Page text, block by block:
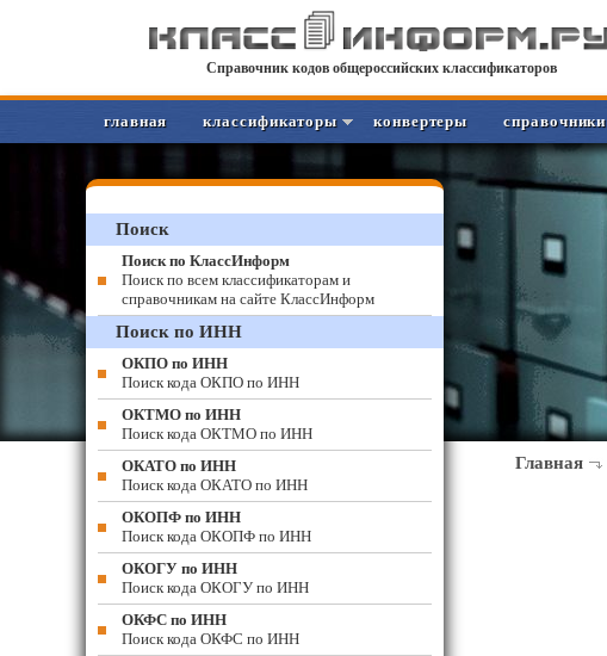
Справочник кодов общероссийских классификаторов
главная классификаторы конвертеры справочники
Главная
Поиск
Поиск по КлассИнформ
Поиск по всем классификаторам и
справочникам на сайте КлассИнформ
Поиск по ИНН
ОКПО по ИНН
Поиск кода ОКПО по ИНН
ОКТМО по ИНН
Поиск кода ОКТМО по ИНН
ОКАТО по ИНН
Поиск кода ОКАТО по ИНН
ОКОПФ по ИНН
Поиск кода ОКОПФ по ИНН
ОКОГУ по ИНН
Поиск кода ОКОГУ по ИНН
ОКФС по ИНН
Поиск кода ОКФС по ИНН